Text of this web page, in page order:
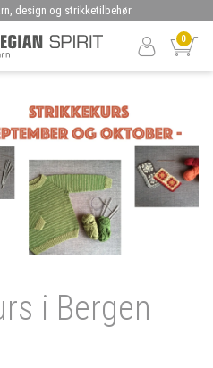
design og strikketilbehør
0
i Bergen